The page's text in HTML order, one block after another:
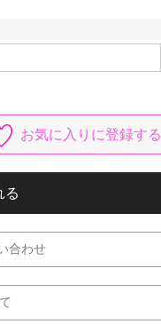
お気に入りに登録する
る
合わせ